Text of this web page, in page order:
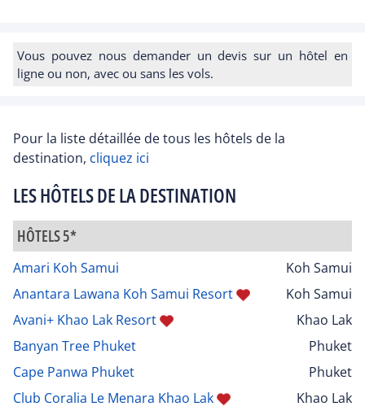
Vous pouvez nous demander un devis sur un hôtel en
ligne ou non, avec ou sans les vols.
Pour la liste détaillée de tous les hôtels de la
destination, cliquez ici
LES HÔTELS DE LA DESTINATION
HÔTELS 5*
Amari Koh Samui
Koh Samui
Anantara Lawana Koh Samui Resort
Koh Samui
Avani+ Khao Lak Resort
Khao Lak
Banyan Tree Phuket
Phuket
Cape Panwa Phuket
Phuket
Club Coralia Le Menara Khao Lak
Khao Lak